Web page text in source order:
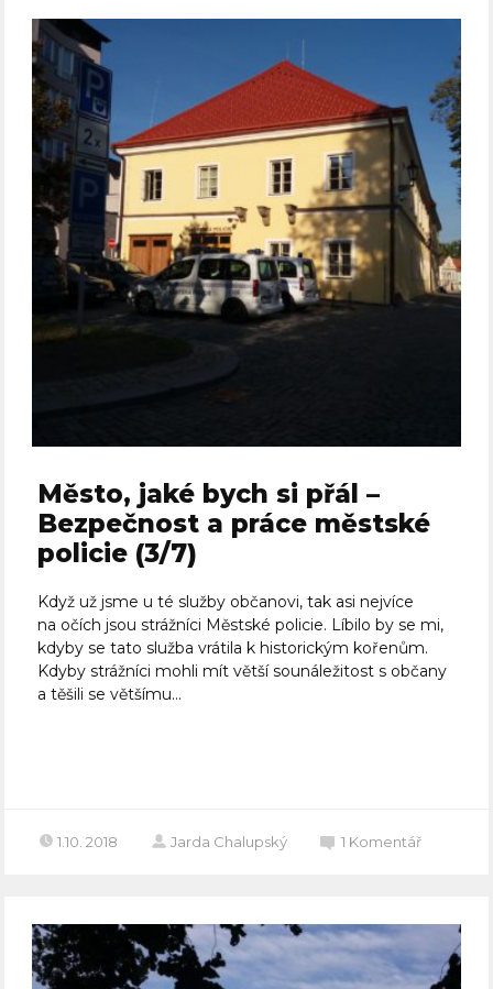
Město, jaké bych si přál –
Bezpečnost a práce městské
policie (3/7)
Když už jsme u té služby občanovi, tak asi nejvíce
na očích jsou strážníci Městské policie. Líbilo by se mi,
kdyby se tato služba vrátila k historickým kořenům.
Kdyby strážníci mohli mít větší sounáležitost s občany
a těšili se většímu...
1.10. 2018 Jarda Chalupský 1 Komentář